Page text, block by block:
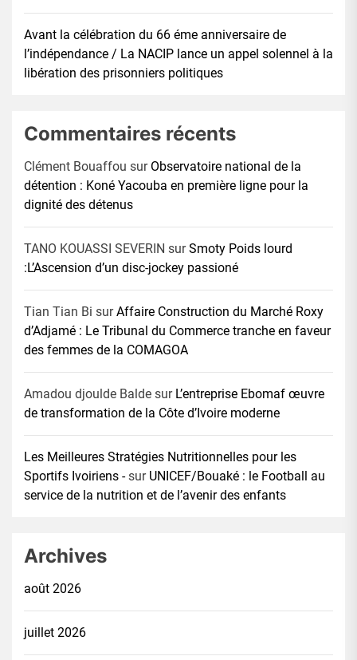
Avant la célébration du 66 éme anniversaire de
l’indépendance / La NACIP lance un appel solennel à la
libération des prisonniers politiques
Commentaires récents
Clément Bouaffou sur Observatoire national de la
détention : Koné Yacouba en première ligne pour la
dignité des détenus
TANO KOUASSI SEVERIN surSmoty Poids lourd
:L’Ascension d’un disc-jockey passioné
Tian Tian Bi surAffaire Construction du Marché Roxy
d’Adjamé : Le Tribunal du Commerce tranche en faveur
des femmes de la COMAGOA
Amadou djoulde Balde sur L’entreprise Ebomaf œuvre
de transformation de la Côte d’Ivoire moderne
Les Meilleures Stratégies Nutritionnelles pour les
Sportifs Ivoiriens -sur UNICEF/Bouaké : le Football au
service de la nutrition et de l’avenir des enfants
Archives
août 2026
juillet 2026